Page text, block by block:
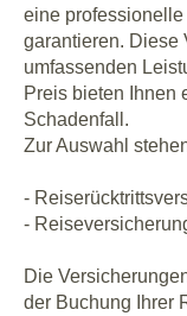
eine professionelle
garantieren. Diese
umfassenden
Preis bieten Ihnen
Schadenfall.
Zur Auswahl
-
-
Die
der Buchung Ihrer